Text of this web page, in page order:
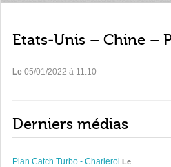
Etats-Unis – Chine –
Le 05/01/2022 à 11:10
Derniers médias
Plan Catch Turbo - Charleroi Le